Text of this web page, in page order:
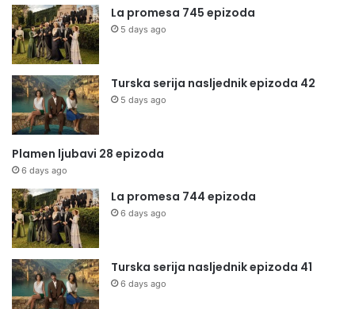
La promesa 745 epizoda
5 days ago
Turska serija nasljednik epizoda 42
5 days ago
Plamen ljubavi 28 epizoda
6 days ago
La promesa 744 epizoda
6 days ago
Turska serija nasljednik epizoda 41
6 days ago